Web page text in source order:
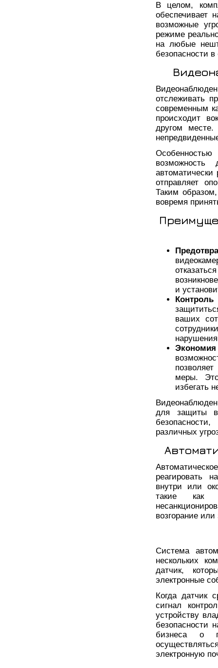
В целом,
обеспечивает
возможные
режиме
на любые
безопасности
отслеживать
современным
происходит
другом
отправляет
Таким
вовремя
и
Контроль
ваших
меры.
избегать
для защиты
различных
реагировать
внутри или
такие как
возгорание
Система
нескольких
датчик,
электронные
Когда датчик
сигнал
устройству
безопасности
бизнеса о
электронную